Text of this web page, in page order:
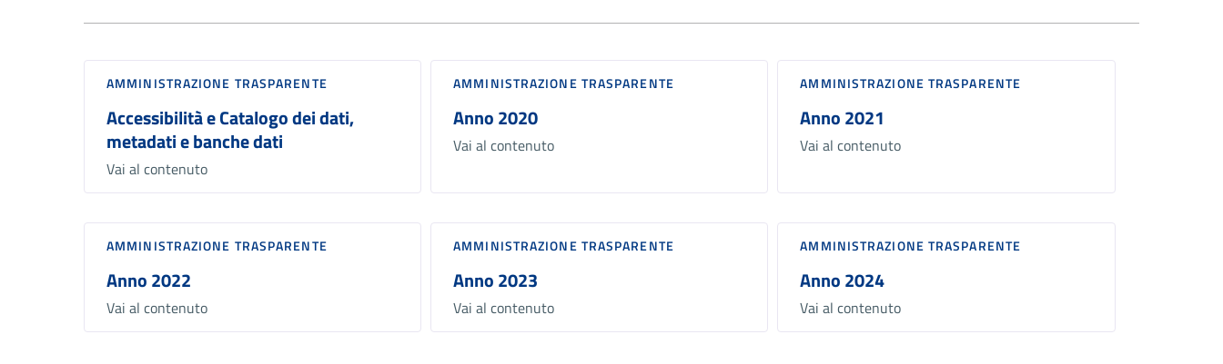
AMMINISTRAZIONE TRASPARENTE
Accessibilità e Catalogo dei dati,
metadati e banche dati
Vai al contenuto
AMMINISTRAZIONE TRASPARENTE
Anno 2020
Vai al contenuto
AMMINISTRAZIONE TRASPARENTE
Anno 2021
Vai al contenuto
AMMINISTRAZIONE TRASPARENTE
Anno 2022
Vai al contenuto
AMMINISTRAZIONE TRASPARENTE
Anno 2023
Vai al contenuto
AMMINISTRAZIONE TRASPARENTE
Anno 2024
Vai al contenuto